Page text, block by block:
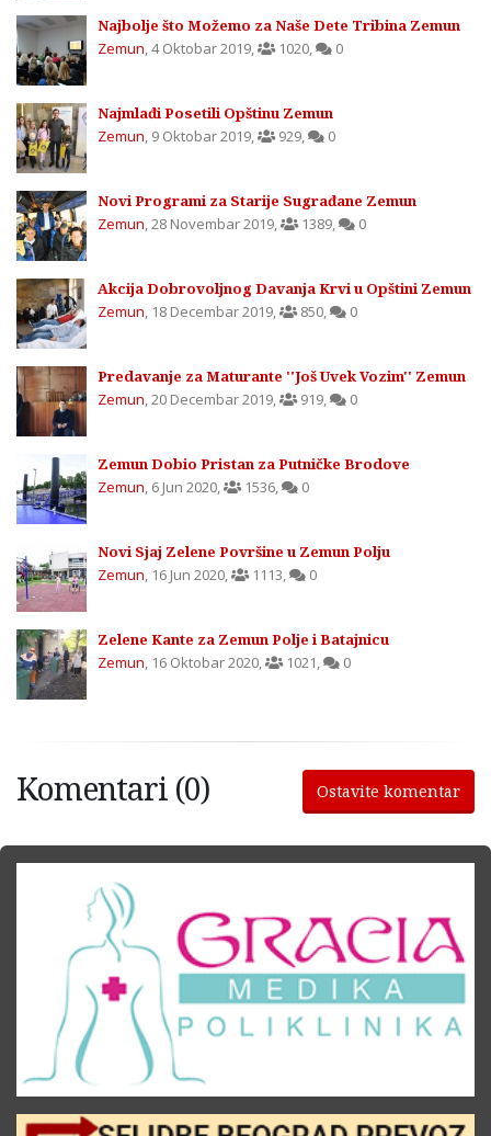
Najbolje što Možemo za Naše Dete Tribina Zemun
Zemun,4 Oktobar 2019, 1020, 0
Najmlađi Posetili Opštinu Zemun
Zemun, 9 Oktobar 2019, 929, 0
Novi Programi za Starije Sugrađane Zemun
Zemun,28 Novembar 2019, 1389, 0
Akcija Dobrovoljnog Davanja Krvi u Opštini Zemun
Zemun, 18 Decembar 2019, 850, 0
Predavanje za Maturante ''Još Uvek Vozim'' Zemun
Zemun,20 Decembar 2019, 919, 0
Zemun Dobio Pristan za Putničke Brodove
Zemun, 6 Jun 2020, 1536, 0
Novi Sjaj Zelene Površine u Zemun Polju
Zemun, 16 Jun 2020, 1113, 0
Zelene Kante za Zemun Polje i Batajnicu
Zemun, 16 Oktobar 2020, 1021, 0
Komentari (0) Ostavite komentar